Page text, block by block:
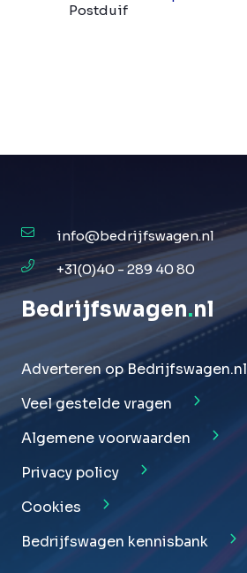
Postduif
info@bedrijfswagen.nl
+31(0)40 - 289 40 80
Bedrijfswagen.nl
Adverteren op Bedrijfswagen.nl
Veel gestelde vragen
Algemene voorwaarden
Privacy policy
Cookies
Bedrijfswagen kennisbank